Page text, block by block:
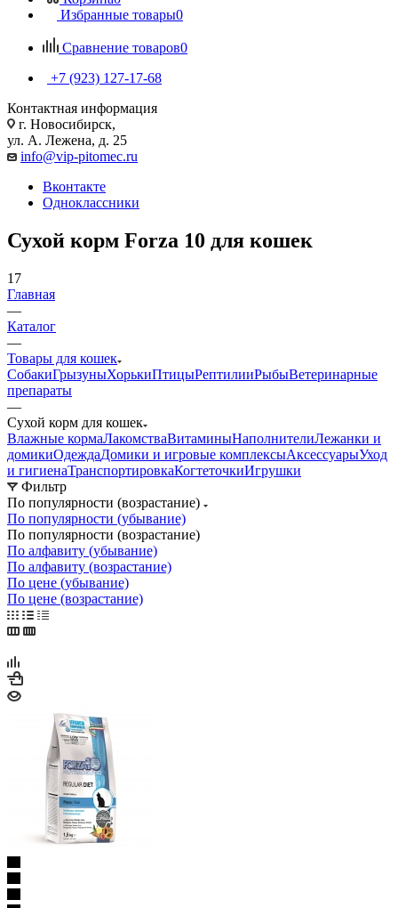
Избранные товары0
Сравнение товаров0
+7 (923) 127-17-68
Контактная информация
г. Новосибирск,
ул. А. Лежена, д. 25
info@vip-pitomec.ru
Вконтакте
Одноклассники
Сухой корм Forza 10 для кошек
17
Главная
—
Каталог
—
Товары для кошек
СобакиГрызуныХорькиПтицыРептилииРыбыВетеринарные
препараты
—
Сухой корм для кошек
Влажные кормаЛакомстваВитаминыНаполнителиЛежанки и
домикиОдеждаДомики и игровые комплексыАксессуарыУход
и гигиенаТранспортировкаКогтеточкиИгрушки
Фильтр
По популярности (возрастание)
По популярности (убывание)
По популярности (возрастание)
По алфавиту (убывание)
По алфавиту (возрастание)
По цене (убывание)
По цене (возрастание)